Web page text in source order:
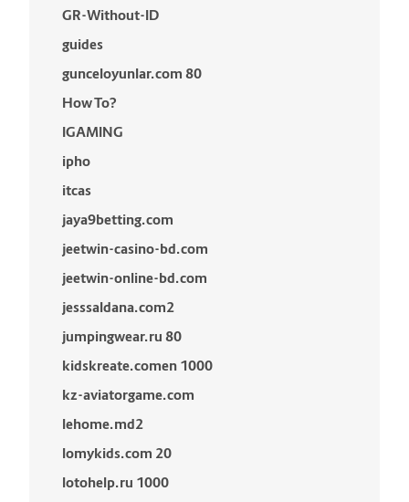
GR-Without-ID
guides
gunceloyunlar.com 80
How To?
IGAMING
ipho
itcas
jaya9betting.com
jeetwin-casino-bd.com
jeetwin-online-bd.com
jesssaldana.com2
jumpingwear.ru 80
kidskreate.comen 1000
kz-aviatorgame.com
lehome.md2
lomykids.com 20
lotohelp.ru 1000